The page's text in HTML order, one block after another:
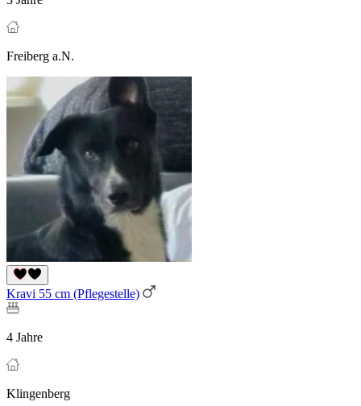
Freiberg a.N.
Kravi 55 cm (Pflegestelle)
4 Jahre
Klingenberg